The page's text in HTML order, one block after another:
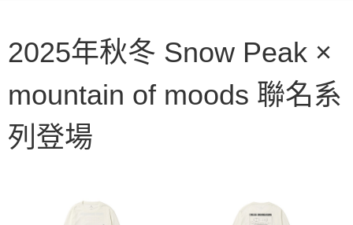
匯豐（台灣）商業銀行
聯邦商業銀行
遠東國際商業銀行
玉山商業銀行
星展（台灣）商業銀行
台新國際商業銀行
中國信託商業銀行
臺灣中小企業銀行
台中商業銀行
匯豐（台灣）商業銀行
華泰商業銀行
元大商業銀行
永豐商業銀行
星展（台灣）商業銀行
台新國際商業銀行
台灣樂天信用卡公司
AFTEE先享後付
相關說明
【關於「AFTEE先享後付」】
便利好安心！
１．簡單：不需註冊會員、不需綁卡、不需儲值。
【「AFTEE先享後付」結帳流程】
１．於結帳方式選擇「AFTEE先享後付」後，將跳轉至「AFTEE先享後付」
運送方式
宅配
2025年秋冬 Snow Peak ×
mountain of moods 聯名系
列登場